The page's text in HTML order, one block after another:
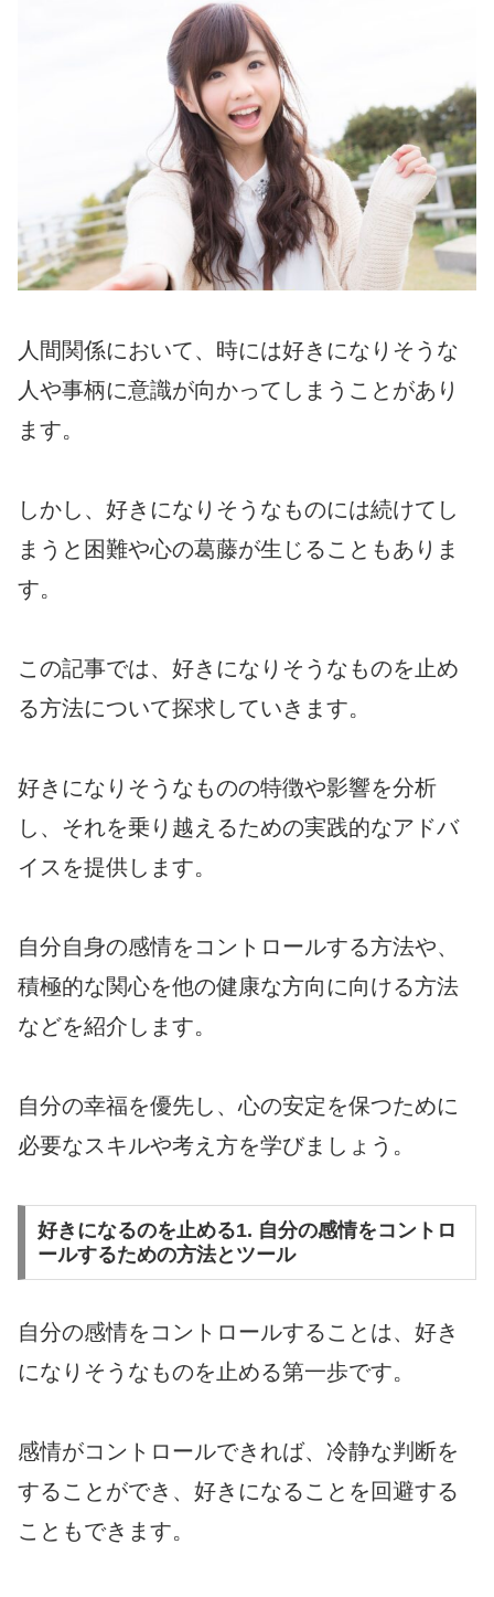
人間関係において、時には好きになりそうな
人や事柄に意識が向かってしまうことがあり
ます。
しかし、好きになりそうなものには続けてし
まうと困難や心の葛藤が生じることもありま
す。
この記事では、好きになりそうなものを止め
る方法について探求していきます。
好きになりそうなものの特徴や影響を分析
し、それを乗り越えるための実践的なアドバ
イスを提供します。
自分自身の感情をコントロールする方法や、
積極的な関心を他の健康な方向に向ける方法
などを紹介します。
自分の幸福を優先し、心の安定を保つために
必要なスキルや考え方を学びましょう。
好きになるのを止める1. 自分の感情をコントロ
ールするための方法とツール
自分の感情をコントロールすることは、好き
になりそうなものを止める第一歩です。
感情がコントロールできれば、冷静な判断を
することができ、好きになることを回避する
こともできます。